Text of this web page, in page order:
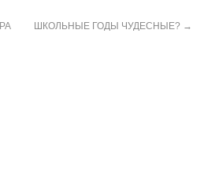
ШКОЛЬНЫЕ ГОДЫ ЧУДЕСНЫЕ? →